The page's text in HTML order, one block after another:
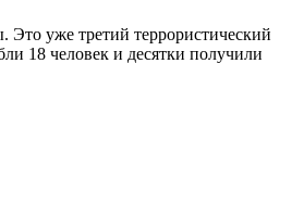
Это уже третий террористический
18 человек и десятки получили